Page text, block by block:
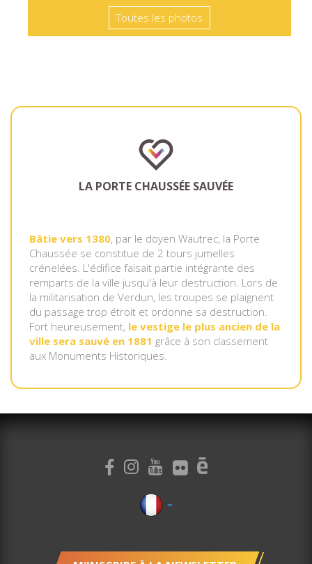
Toutes les photos
LA PORTE CHAUSSÉE SAUVÉE
Bâtie vers 1380, par le doyen Wautrec, la Porte
Chaussée se constitue de 2 tours jumelles
crénelées. L'édifice faisait partie intégrante des
remparts de la ville jusqu'à leur destruction. Lors de
la militarisation de Verdun, les troupes se plaignent
du passage trop étroit et ordonne sa destruction.
Fort heureusement, le vestige le plus ancien de la
ville sera sauvé en 1881 grâce à son classement
aux Monuments Historiques.